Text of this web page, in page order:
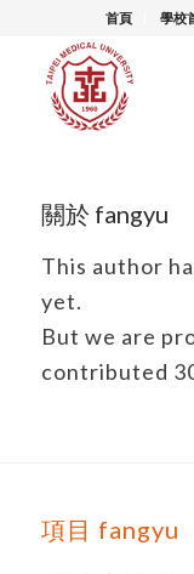
首頁 學校
關於 fangyu
This author
yet.
But we are
contributed
項目 fangyu